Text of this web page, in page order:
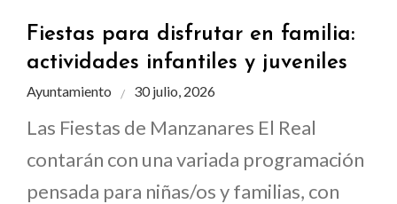
Fiestas para disfrutar en familia:
actividades infantiles y juveniles
Ayuntamiento 30 julio, 2026
Las Fiestas de Manzanares El Real
contarán con una variada programación
pensada para niñas/os y familias, con